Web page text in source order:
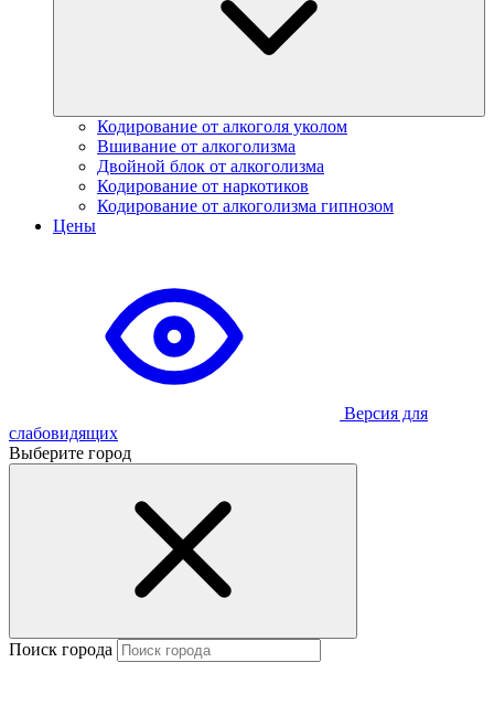
Кодирование от алкоголя уколом
Вшивание от алкоголизма
Двойной блок от алкоголизма
Кодирование от наркотиков
Кодирование от алкоголизма гипнозом
Цены
Версия для
слабовидящих
Выберите город
Поиск города